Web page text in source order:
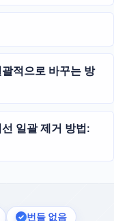
적으로 바꾸는 방
일괄 제거 방법:
번들 없음